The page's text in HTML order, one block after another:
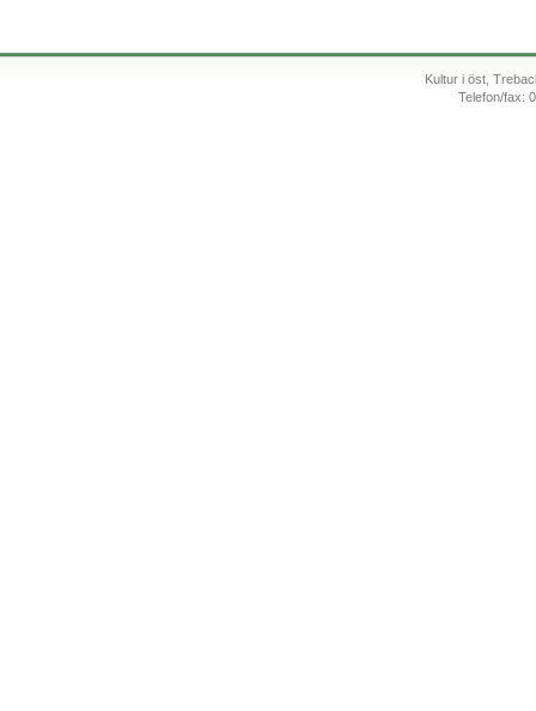
Kultur i öst,
Telefon/fax: